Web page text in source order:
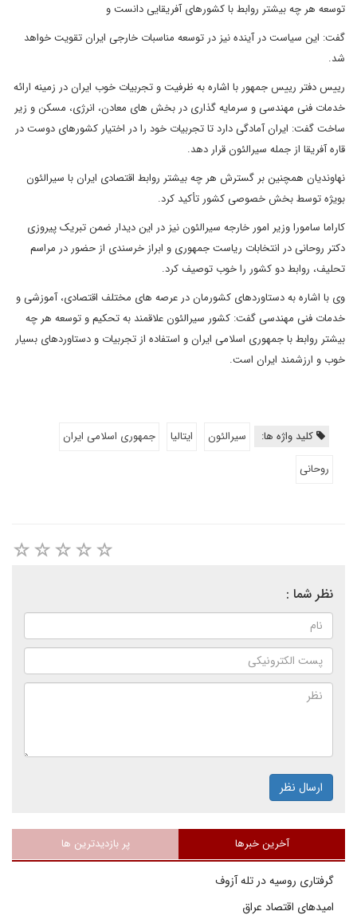
توسعه هر چه بیشتر روابط با کشورهای آفریقایی دانست و
گفت: این سیاست در آینده نیز در توسعه مناسبات خارجی ایران تقویت خواهد
شد.
رییس دفتر رییس جمهور با اشاره به ظرفیت و تجربیات خوب ایران در زمینه ارائه
خدمات فنی مهندسی و سرمایه گذاری در بخش های معادن، انرژی، مسکن و زیر
ساخت گفت: ایران آمادگی دارد تا تجربیات خود را در اختیار کشورهای دوست در
قاره آفریقا از جمله سیرالئون قرار دهد.
نهاوندیان همچنین بر گسترش هر چه بیشتر روابط اقتصادی ایران با سیرالئون
بویژه توسط بخش خصوصی کشور تأکید کرد.
کاراما سامورا وزیر امور خارجه سیرالئون نیز در این دیدار ضمن تبریک پیروزی
دکتر روحانی در انتخابات ریاست جمهوری و ابراز خرسندی از حضور در مراسم
تحلیف، روابط دو کشور را خوب توصیف کرد.
وی با اشاره به دستاوردهای کشورمان در عرصه های مختلف اقتصادی، آموزشی و
خدمات فنی مهندسی گفت: کشور سیرالئون علاقمند به تحکیم و توسعه هر چه
بیشتر روابط با جمهوری اسلامی ایران و استفاده از تجربیات و دستاوردهای بسیار
خوب و ارزشمند ایران است.
کلید واژه ها: سیرالئون ایتالیا
جمهوری اسلامی ایران
روحانی
نظر شما :
ارسال نظر
آخرین خبرها پر بازدیدترین ها
گرفتاری روسیه در تله آزوف
امیدهای اقتصاد عراق